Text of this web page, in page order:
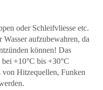
oder Schleifvliesse etc.
aufzubewahren, da
können! Das
+10°C bis +30°C
von Hitzequellen, Funken